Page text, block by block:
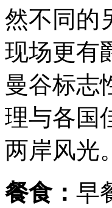
然不同的
现场更有
曼谷标志
理与各国
两岸风光。
餐食： 早